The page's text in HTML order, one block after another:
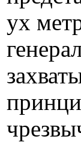
ух